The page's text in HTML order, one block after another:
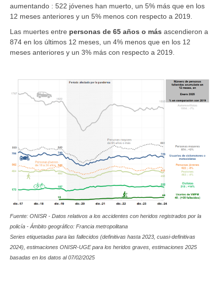
aumentando : 522 jóvenes han muerto, un 5% más que en los
12 meses anteriores y un 5% menos con respecto a 2019.
Las muertes entre personas de 65 años o más ascendieron a
874 en los últimos 12 meses, un 4% menos que en los 12
meses anteriores y un 3% más con respecto a 2019.
Fuente: ONISR - Datos relativos a los accidentes con heridos registrados por la
policía - Ámbito geográfico: Francia metropolitana
Series etiquetadas para las fallecidos (definitivas hasta 2023, cuasi-definitivas
2024), estimaciones ONISR-UGE para los heridos graves, estimaciones 2025
basadas en los datos al 07/02/2025